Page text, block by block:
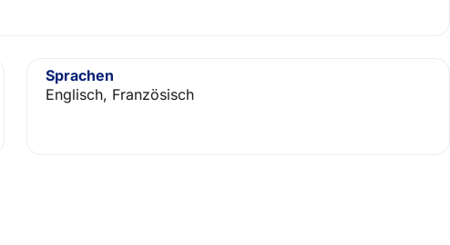
Sprachen
Englisch, Französisch